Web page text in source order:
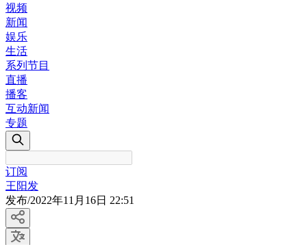
视频
新闻
娱乐
生活
系列节目
直播
播客
互动新闻
专题
订阅
王阳发
发布/2022年11月16日 22:51